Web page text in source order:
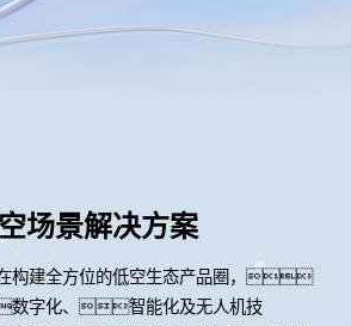
场景解决方案
构建全方位的低空生态产品圈，
数字化、智能化及无人机技